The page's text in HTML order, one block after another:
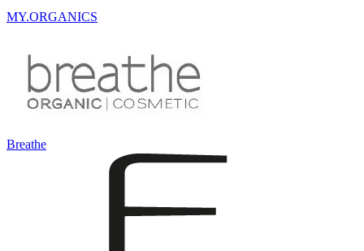
MY.ORGANICS
Breathe